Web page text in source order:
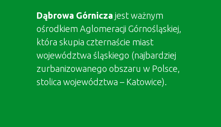
Dąbrowa Górnicza jest ważnym
ośrodkiem Aglomeracji Górnośląskiej,
która skupia czternaście miast
województwa śląskiego (najbardziej
zurbanizowanego obszaru w Polsce,
stolica województwa – Katowice).